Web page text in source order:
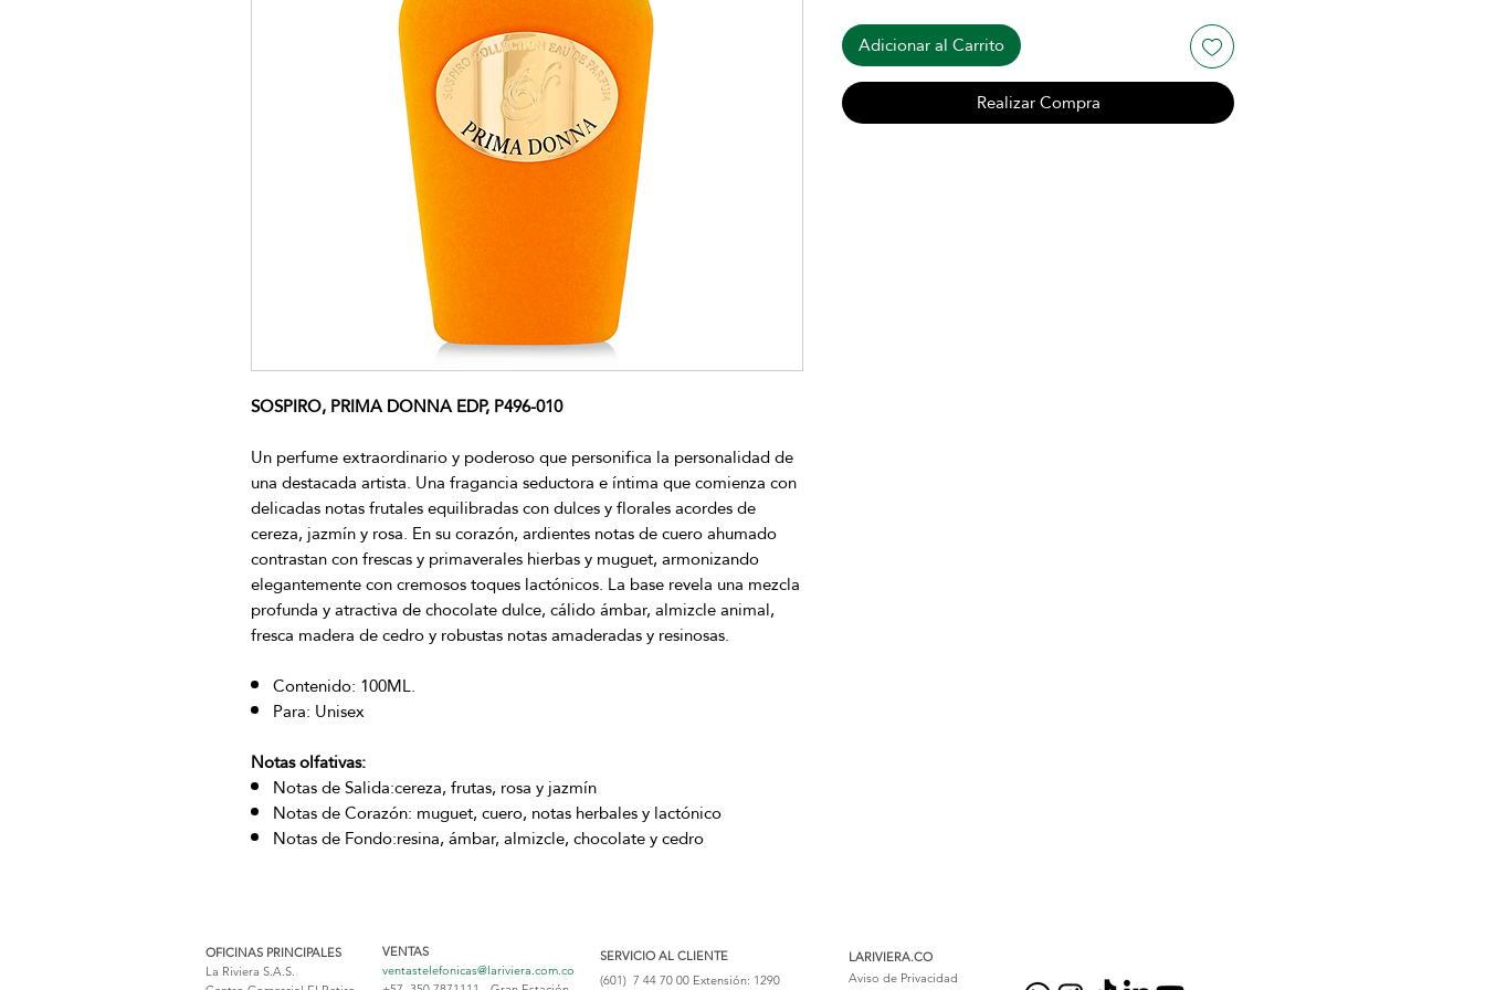
SOSPIRO, PRIMA DONNA EDP, P496-010
Un perfume extraordinario y poderoso que personifica la personalidad de
una destacada artista. Una fragancia seductora e íntima que comienza con
delicadas notas frutales equilibradas con dulces y florales acordes de
cereza, jazmín y rosa. En su corazón, ardientes notas de cuero ahumado
contrastan con frescas y primaverales hierbas y muguet, armonizando
elegantemente con cremosos toques lactónicos. La base revela una mezcla
profunda y atractiva de chocolate dulce, cálido ámbar, almizcle animal,
fresca madera de cedro y robustas notas amaderadas y resinosas.
Contenido: 100ML.
Para: Unisex
Notas olfativas:
Notas de Salida:cereza, frutas, rosa y jazmín
Notas de Corazón: muguet, cuero, notas herbales y lactónico
Notas de Fondo:resina, ámbar, almizcle, chocolate y cedro
Adicionar al Carrito
Realizar Compra
OFICINAS PRINCIPALES
La Riviera S.A.S.
VENTAS
ventastelefonicas@lariviera.com.co
SERVICIO AL CLIENTE
(601) 7 44 70 00 Extensión: 1290
LARIVIERA.CO
Aviso de Privacidad